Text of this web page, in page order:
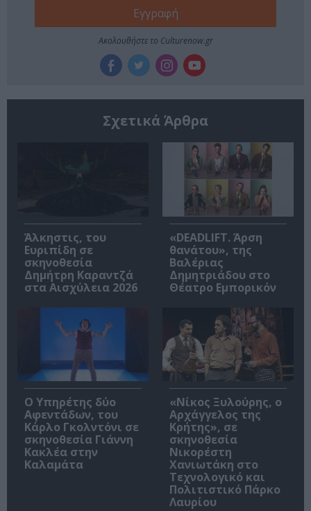
Ακολουθήστε το Culturenow.gr
Σχετικά Άρθρα
Άλκηστις, του
Ευριπίδη σε
σκηνοθεσία
Δημήτρη Καραντζά
στα Αισχύλεια 2026
«DEADLIFT. Άρση
θανάτου», της
Βαλέριας
Δημητριάδου στο
Θέατρο Εμπορικόν
Ο Υπηρέτης δύο
Αφεντάδων, του
Κάρλο Γκολντόνι σε
σκηνοθεσία Γιάννη
Κακλέα στην
Καλαμάτα
«Νίκος Ξυλούρης, ο
Αρχάγγελος της
Κρήτης», σε
σκηνοθεσία
Νικορέστη
Χανιωτάκη στο
Τεχνολογικό και
Πολιτιστικό Πάρκο
Λαυρίου